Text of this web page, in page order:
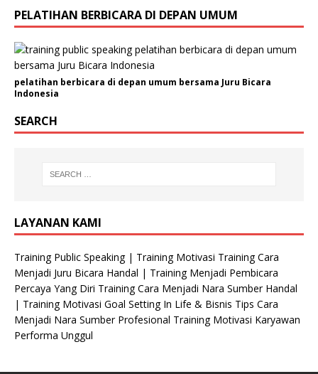
a
n
i
s
a
s
i
H
P
PELATIHAN BERBICARA DI DEPAN UMUM
pelatihan berbicara di depan umum bersama Juru Bicara
Indonesia
SEARCH
LAYANAN KAMI
Training Public Speaking | Training Motivasi Training Cara
Menjadi Juru Bicara Handal | Training Menjadi Pembicara
Percaya Yang Diri Training Cara Menjadi Nara Sumber Handal
| Training Motivasi Goal Setting In Life & Bisnis Tips Cara
Menjadi Nara Sumber Profesional Training Motivasi Karyawan
Performa Unggul